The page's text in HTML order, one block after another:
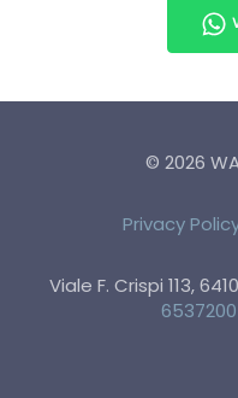
© 2026
Privacy
Viale F. Crispi 113,
6537200